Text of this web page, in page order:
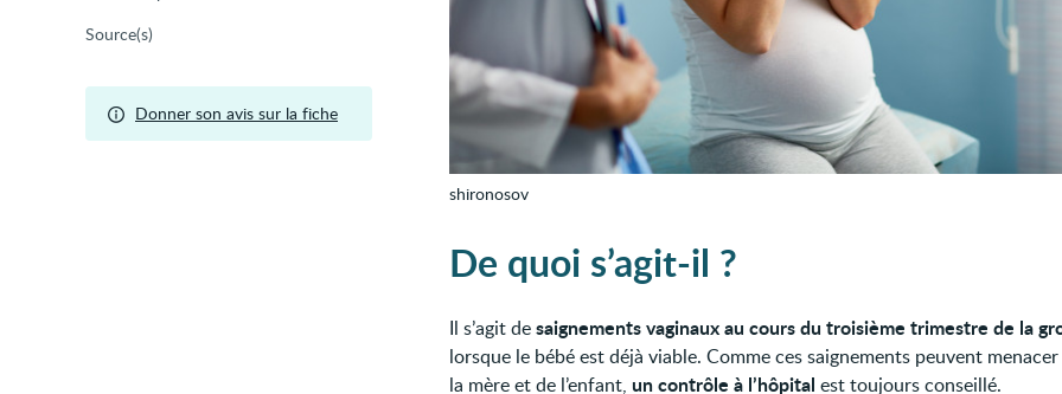
shironosov
De quoi s’agit-il ?
Il s’agit desaignements vaginaux au cours du troisième trimestre de la
lorsque le bébé est déjà viable. Comme ces saignements peuvent
la mère et de l’enfant, un contrôle à l’hôpital est toujours conseillé.
Source(s)
Donner son avis sur la fiche